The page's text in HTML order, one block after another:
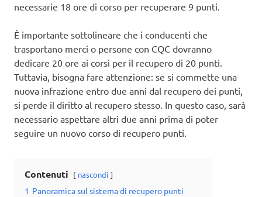
necessarie 18 ore di corso per recuperare 9 punti.
È importante sottolineare che i conducenti che
trasportano merci o persone con CQC dovranno
dedicare 20 ore ai corsi per il recupero di 20 punti.
Tuttavia, bisogna fare attenzione: se si commette una
nuova infrazione entro due anni dal recupero dei punti,
si perde il diritto al recupero stesso. In questo caso, sarà
necessario aspettare altri due anni prima di poter
seguire un nuovo corso di recupero punti.
Contenuti nascondi
1 Panoramica sul sistema di recupero punti